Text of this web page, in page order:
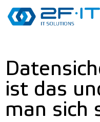
ist das
man sich